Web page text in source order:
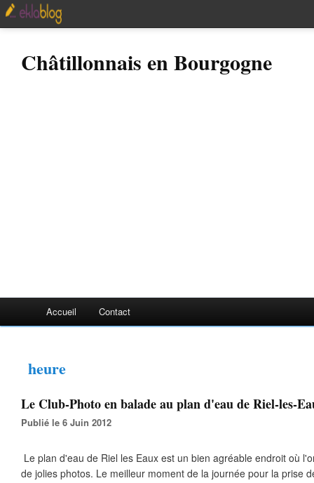
Châtillonnais en Bourgogne
Accueil Contact
heure
Le Club-Photo en balade au plan d'eau de Riel-les-
Publié le 6 Juin 2012
Le plan d'eau de Riel les Eaux est un bien agréable endroit où
de jolies photos. Le meilleur moment de la journée pour la prise